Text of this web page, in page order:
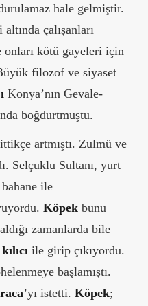
hale gelmiştir.
çalışanları
kötü gayeleri için
filozof ve siyaset
Konya’nın Gevale-
boğdurtmuştu.
artmıştı. Zulmü ve
Selçuklu Sultanı, yurt
ile
Köpek bunu
zamanlarda bile
ile girip çıkıyordu.
başlamıştı.
’yı istetti. Köpek;